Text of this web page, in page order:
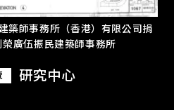
築師事務所（香港）有限公司捐
廣伍振民建築師事務所
研究中心
及二十一世紀視覺